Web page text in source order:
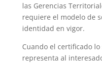
las Gerencias
requiere el modelo de
identidad en vigor.
Cuando el certificado
representa al